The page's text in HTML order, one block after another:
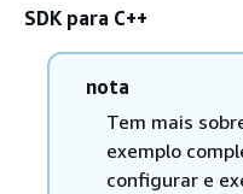
SDK para C++
nota
Tem mais
exemplo
configurar e